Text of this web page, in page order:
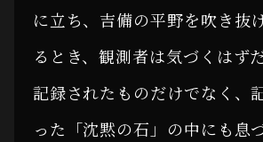
に立ち、吉備の平野を吹き抜
るとき、観測者は気づくはず
記録されたものだけでなく、
った「沈黙の石」の中にも息